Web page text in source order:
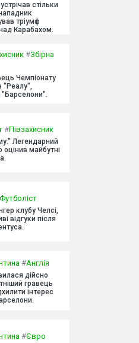
стільки
тріумф
Карабахом.
#Збірна
Чемпіонату
"Реалу",
"Барселони".
#Півзахисник
Легендарний
майбутні
Футболіст
клубу Челсі,
відгуки після
#Англія
дійсно
гравець
інтерес
#Євро